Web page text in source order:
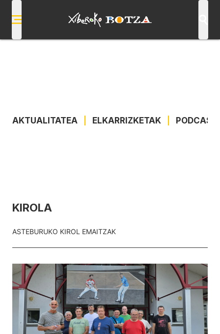
AKTUALITATEA ELKARRIZKETAK
KIROLA
ASTEBURUKO KIROL EMAITZAK